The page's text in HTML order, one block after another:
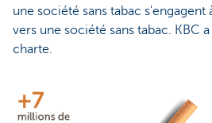
une société sans tabac
vers une société sans tabac. KBC
charte.